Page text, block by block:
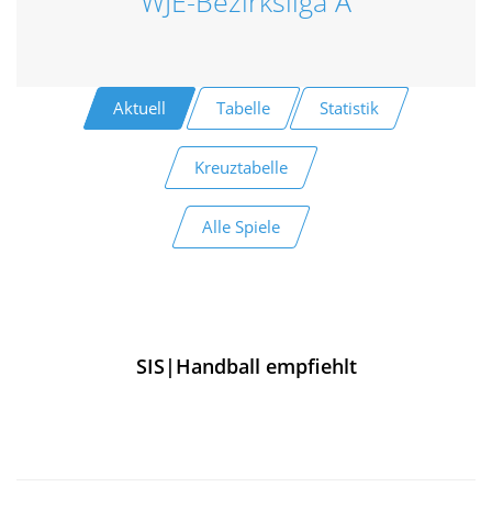
Aktuell Tabelle Statistik
Kreuztabelle
Alle Spiele
SIS|Handball empfiehlt